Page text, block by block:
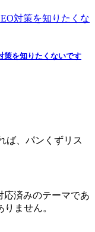
策を知りたくないです
ば、パンくずリス
応済みのテーマであ
ません。